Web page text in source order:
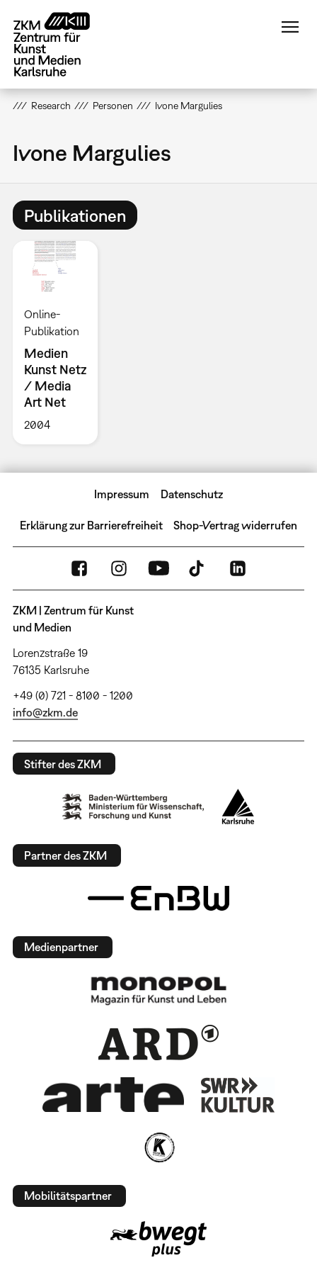
zum
Inhalt
Research Personen Ivone Margulies
Ivone Margulies
Publikationen
Online-
Publikation
Medien
Kunst Netz
/ Media
Art Net
2004
Impressum Datenschutz
Erklärung zur Barrierefreiheit Shop-Vertrag widerrufen
ZKM | Zentrum für Kunst
und Medien
Lorenzstraße 19
76135 Karlsruhe
+49 (0) 721 - 8100 - 1200
info@zkm.de
Stifter des ZKM
Partner des ZKM
Medienpartner
Mobilitätspartner